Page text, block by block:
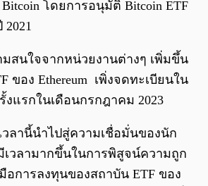
โดยการอนุมัติ Bitcoin ETF
มสนใจจากหน่วยงานต่างๆ เพิ่มขึ้น
ของ Ethereum เพิ่งจดทะเบียนใน
งแรกในเดือนกรกฎาคม 2023
ลานี้นำไปสู่ความเชื่อมั่นของนัก
เวลามากขึ้นในการพิสูจน์ความถูก
อการลงทุนของสถาบัน ETF ของ